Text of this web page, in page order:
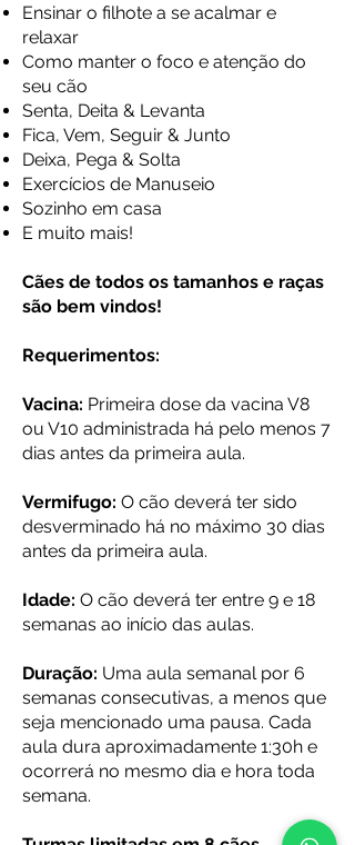
Ensinar o filhote a se acalmar e
relaxar
Como manter o foco e atenção do
seu cão
Senta, Deita & Levanta
Fica, Vem, Seguir & Junto
Deixa, Pega & Solta
Exercícios de Manuseio
Sozinho em casa
E muito mais!
Cães de todos os tamanhos e raças
são bem vindos!
Requerimentos:
Vacina: Primeira dose da vacina V8
ou V10 administrada há pelo menos 7
dias antes da primeira aula.
Vermifugo: O cão deverá ter sido
desverminado há no máximo 30 dias
antes da primeira aula.
Idade: O cão deverá ter entre 9 e 18
semanas ao início das aulas.
Duração: Uma aula semanal por 6
semanas consecutivas, a menos que
seja mencionado uma pausa. Cada
aula dura aproximadamente 1:30h e
ocorrerá no mesmo dia e hora toda
semana.